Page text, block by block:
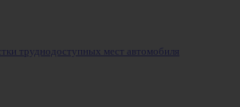
труднодоступных мест автомобиля